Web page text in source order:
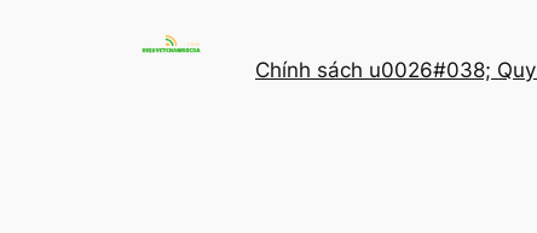
Chính sách u0026#038;